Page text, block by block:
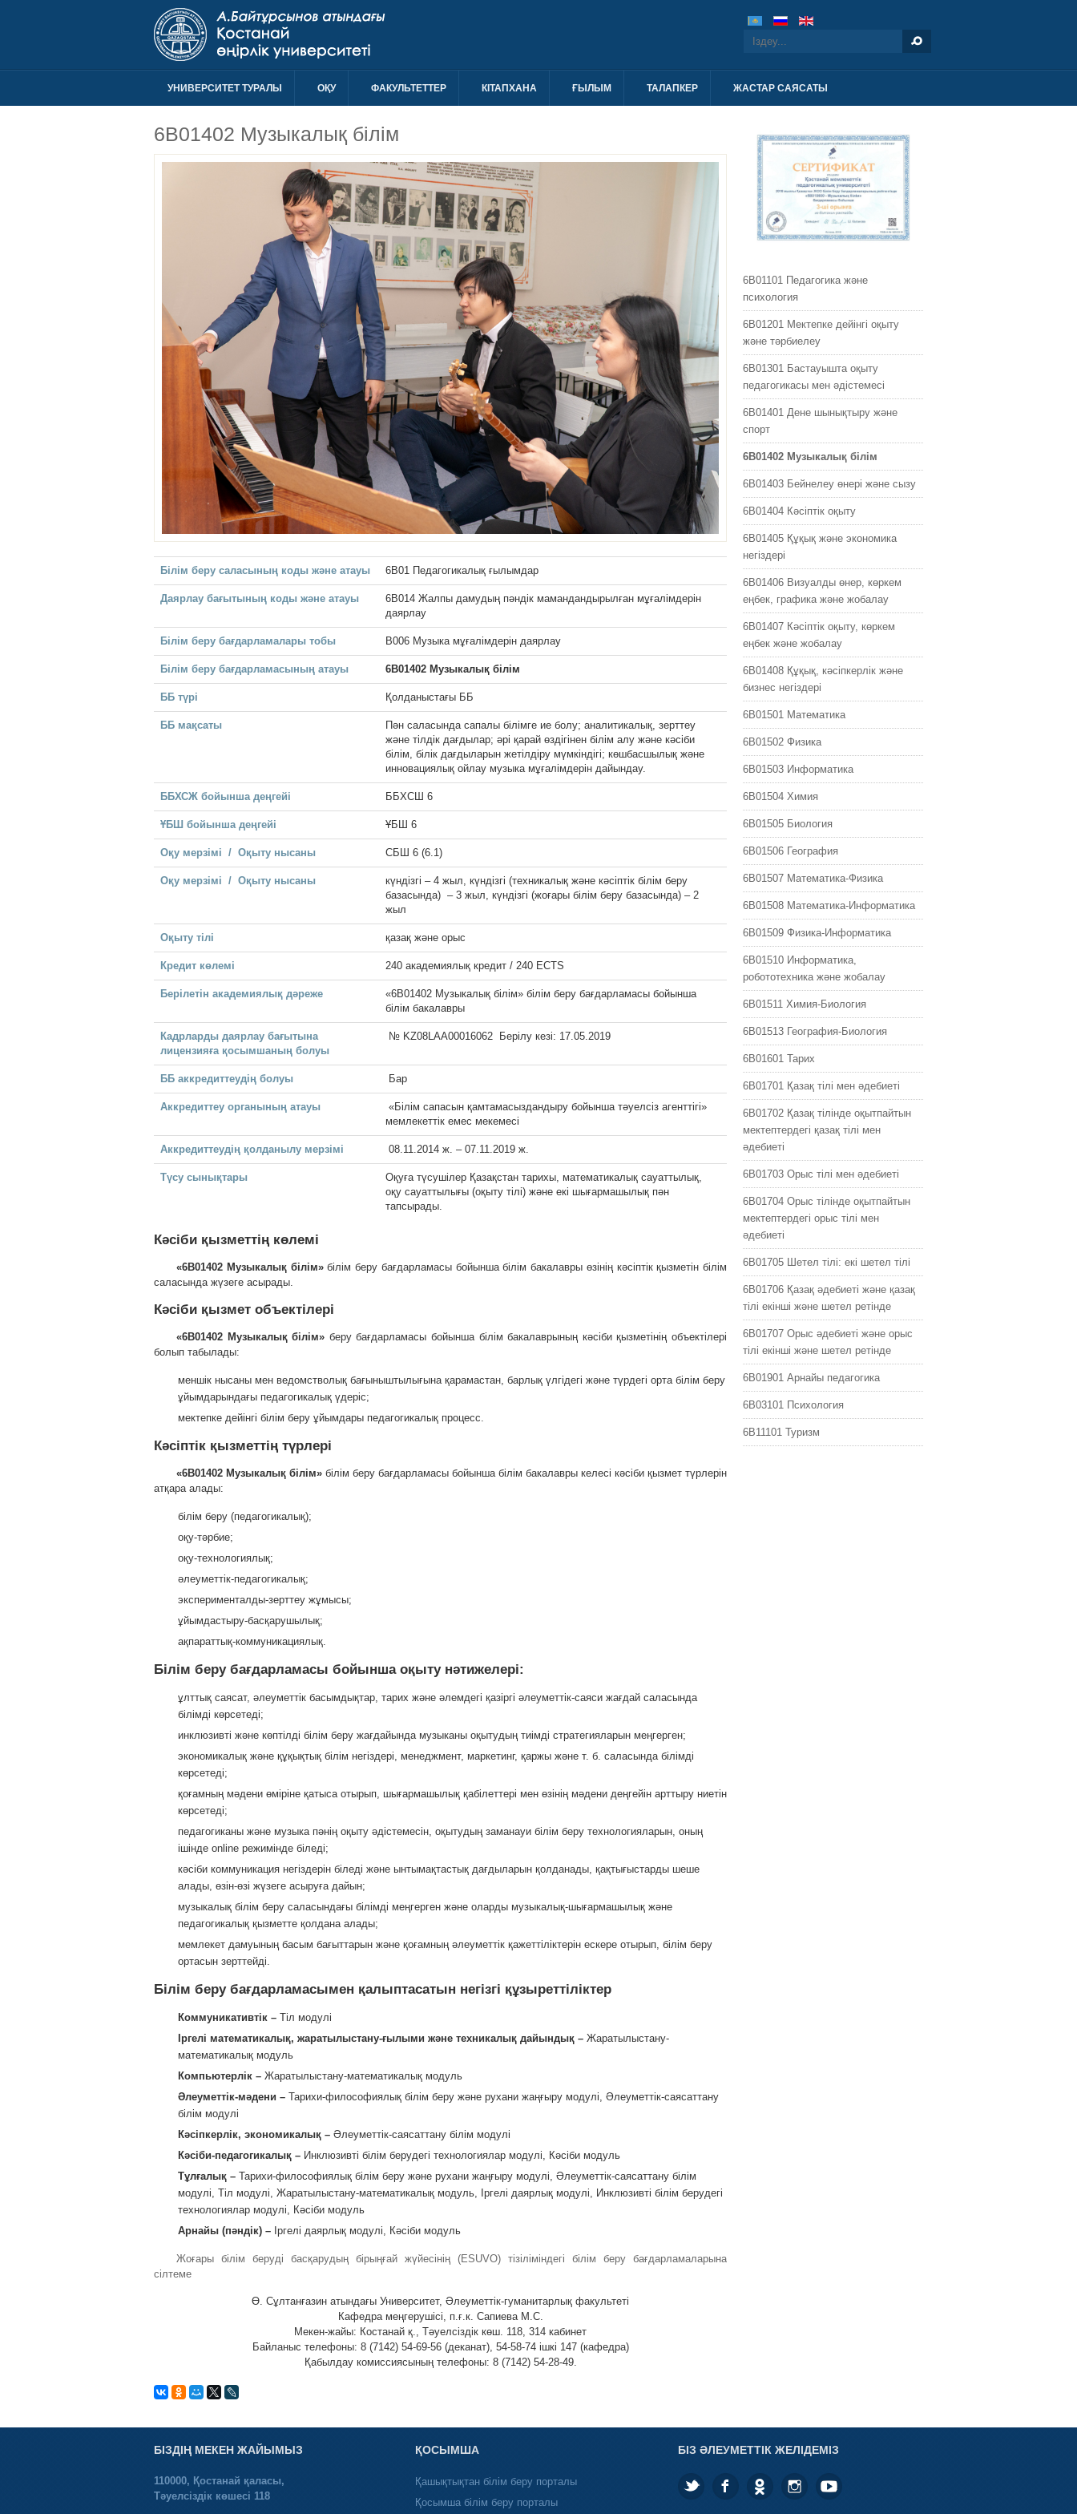
УНИВЕРСИТЕТ ТУРАЛЫ ОҚУ ФАКУЛЬТЕТТЕР КIТАПХАНА ҒЫЛЫМ ТАЛАПКЕР ЖАСТАР САЯСАТЫ
6B01402 Музыкалық білім
Білім беру саласының коды және атауы 6B01 Педагогикалық ғылымдар
Даярлау бағытының коды және атауы
6В014 Жалпы дамудың пәндік мамандандырылған мұғалімдерін
даярлау
Білім беру бағдарламалары тобы В006 Музыка мұғалімдерін даярлау
Білім беру бағдарламасының атауы 6В01402 Музыкалық білім
ББ түрі Қолданыстағы ББ
ББ мақсаты
Пән саласында сапалы білімге ие болу; аналитикалық, зерттеу
және тілдік дағдылар; әрі қарай өздігінен білім алу және кәсіби
білім, білік дағдыларын жетілдіру мүмкіндігі; көшбасшылық және
инновациялық ойлау музыка мұғалімдерін дайындау.
ББХСЖ бойынша деңгейі ББХСШ 6
ҰБШ бойынша деңгейі ҰБШ 6
Оқу мерзімі / Оқыту нысаны СБШ 6 (6.1)
Оқу мерзімі / Оқыту нысаны
күндізгі – 4 жыл, күндізгі (техникалық және кәсіптік білім беру
базасында) – 3 жыл, күндізгі (жоғары білім беру базасында) – 2
жыл
Оқыту тілі қазақ және орыс
Кредит көлемі 240 академиялық кредит / 240 ECTS
Берілетін академиялық дәреже
«6В01402 Музыкалық білім» білім беру бағдарламасы бойынша
білім бакалавры
Кадрларды даярлау бағытына
лицензияға қосымшаның болуы
№ KZ08LAA00016062 Берілу кезі: 17.05.2019
ББ аккредиттеудің болуы Бар
Аккредиттеу органының атауы
«Білім сапасын қамтамасыздандыру бойынша тәуелсіз агенттігі»
мемлекеттік емес мекемесі
Аккредиттеудің қолданылу мерзімі 08.11.2014 ж. – 07.11.2019 ж.
Түсу сынықтары
Оқуға түсушілер Қазақстан тарихы, математикалық сауаттылық,
оқу сауаттылығы (оқыту тілі) және екі шығармашылық пән
тапсырады.
Кәсіби қызметтің көлемі
«6В01402 Музыкалық білім»білім беру бағдарламасы бойынша білім бакалавры өзінің кәсіптік қызметін білім
саласында жүзеге асырады.
Кәсіби қызмет объектілері
«6В01402 Музыкалық білім» беру бағдарламасы бойынша білім бакалаврының кәсіби қызметінің объектілері
болып табылады:
меншік нысаны мен ведомстволық бағыныштылығына қарамастан, барлық үлгідегі және түрдегі орта білім беру
ұйымдарындағы педагогикалық үдеріс;
мектепке дейінгі білім беру ұйымдары педагогикалық процесс.
Кәсіптік қызметтің түрлері
«6В01402 Музыкалық білім» білім беру бағдарламасы бойынша білім бакалавры келесі кәсіби қызмет түрлерін
атқара алады:
білім беру (педагогикалық);
оқу-тәрбие;
оқу-технологиялық;
әлеуметтік-педагогикалық;
эксперименталды-зерттеу жұмысы;
ұйымдастыру-басқарушылық;
ақпараттық-коммуникациялық.
Білім беру бағдарламасы бойынша оқыту нәтижелері:
ұлттық саясат, әлеуметтік басымдықтар, тарих және әлемдегі қазіргі әлеуметтік-саяси жағдай саласында
білімді көрсетеді;
инклюзивті және көптілді білім беру жағдайында музыканы оқытудың тиімді стратегияларын меңгерген;
экономикалық және құқықтық білім негіздері, менеджмент, маркетинг, қаржы және т. б. саласында білімді
көрсетеді;
қоғамның мәдени өміріне қатыса отырып, шығармашылық қабілеттері мен өзінің мәдени деңгейін арттыру ниетін
көрсетеді;
педагогиканы және музыка пәнің оқыту әдістемесін, оқытудың заманауи білім беру технологияларын, оның
ішінде onlinе режимінде біледі;
кәсіби коммуникация негіздерін біледі және ынтымақтастық дағдыларын қолданады, қақтығыстарды шеше
алады, өзін-өзі жүзеге асыруға дайын;
музыкалық білім беру саласындағы білімді меңгерген және оларды музыкалық-шығармашылық және
педагогикалық қызметте қолдана алады;
мемлекет дамуының басым бағыттарын және қоғамның әлеуметтік қажеттіліктерін ескере отырып, білім беру
ортасын зерттейді.
Білім беру бағдарламасымен қалыптасатын негізгі құзыреттіліктер
Коммуникативтік – Тіл модулі
Іргелі математикалық, жаратылыстану-ғылыми және техникалық дайындық – Жаратылыстану-
математикалық модуль
Компьютерлік – Жаратылыстану-математикалық модуль
Әлеуметтік-мәдени – Тарихи-философиялық білім беру және рухани жаңғыру модулі, Әлеуметтік-саясаттану
білім модулі
Кәсіпкерлік, экономикалық – Әлеуметтік-саясаттану білім модулі
Кәсіби-педагогикалық – Инклюзивті білім берудегі технологиялар модулі, Кәсіби модуль
Тұлғалық – Тарихи-философиялық білім беру және рухани жаңғыру модулі, Әлеуметтік-саясаттану білім
модулі, Тіл модулі, Жаратылыстану-математикалық модуль, Іргелі даярлық модулі, Инклюзивті білім берудегі
технологиялар модулі, Кәсіби модуль
Арнайы (пәндік) – Іргелі даярлық модулі, Кәсіби модуль
Жоғары білім беруді басқарудың бірыңғай жүйесінің (ESUVO) тізіліміндегі білім беру бағдарламаларына
сілтеме
Ө. Сұлтанғазин атындағы Университет, Әлеуметтік-гуманитарлық факультеті
Кафедра меңгерушісі, п.ғ.к. Сапиева М.С.
Мекен-жайы: Костанай қ., Тәуелсіздік көш. 118, 314 кабинет
Байланыс телефоны: 8 (7142) 54-69-56 (деканат), 54-58-74 ішкі 147 (кафедра)
Қабылдау комиссиясының телефоны: 8 (7142) 54-28-49.
6B01101 Педагогика және
психология
6B01201 Мектепке дейінгі оқыту
жəне тəрбиелеу
6B01301 Бастауышта оқыту
педагогикасы мен əдістемесі
6B01401 Дене шынықтыру жəне
спорт
6B01402 Музыкалық білім
6B01403 Бейнелеу өнері жəне сызу
6B01404 Кəсіптік оқыту
6B01405 Құқық және экономика
негіздері
6B01406 Визуалды өнер, көркем
еңбек, графика және жобалау
6B01407 Кəсіптік оқыту, көркем
еңбек және жобалау
6B01408 Құқық, кәсіпкерлік және
бизнес негіздері
6B01501 Математика
6B01502 Физика
6B01503 Информатика
6B01504 Химия
6B01505 Биология
6B01506 География
6B01507 Математика-Физика
6B01508 Математика-Информатика
6B01509 Физика-Информатика
6B01510 Информатика,
робототехника және жобалау
6B01511 Химия-Биология
6B01513 География-Биология
6B01601 Тарих
6B01701 Қазақ тілі мен əдебиеті
6B01702 Қазақ тілінде оқытпайтын
мектептердегі қазақ тілі мен
əдебиеті
6B01703 Орыс тілі мен əдебиеті
6B01704 Орыс тілінде оқытпайтын
мектептердегі орыс тілі мен
əдебиеті
6B01705 Шетел тілі: екі шетел тілі
6B01706 Қазақ әдебиеті және қазақ
тілі екінші және шетел ретінде
6B01707 Орыс әдебиеті және орыс
тілі екінші және шетел ретінде
6B01901 Арнайы педагогика
6B03101 Психология
6B11101 Туризм
БІЗДІҢ МЕКЕН ЖАЙЫМЫЗ
110000, Қостанай қаласы,
Тәуелсіздік көшесі 118
ҚОСЫМША
Қашықтықтан білім беру порталы
Қосымша білім беру порталы
БІЗ ӘЛЕУМЕТТІК ЖЕЛІДЕМІЗ